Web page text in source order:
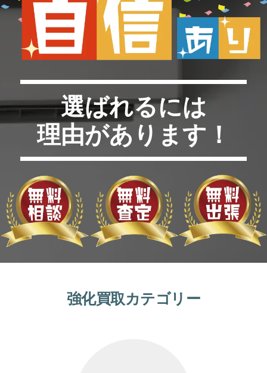
選ばれるには
理由があります！
強化買取カテゴリー